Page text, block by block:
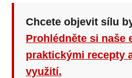
Chcete objevit sílu
Prohlédněte si naše
praktickými recepty
využití.